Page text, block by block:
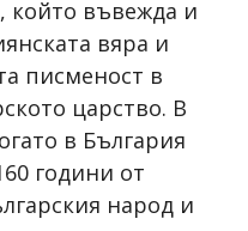
който въвежда и
вяра и
писменост в
царство. В
в България
години от
народ и